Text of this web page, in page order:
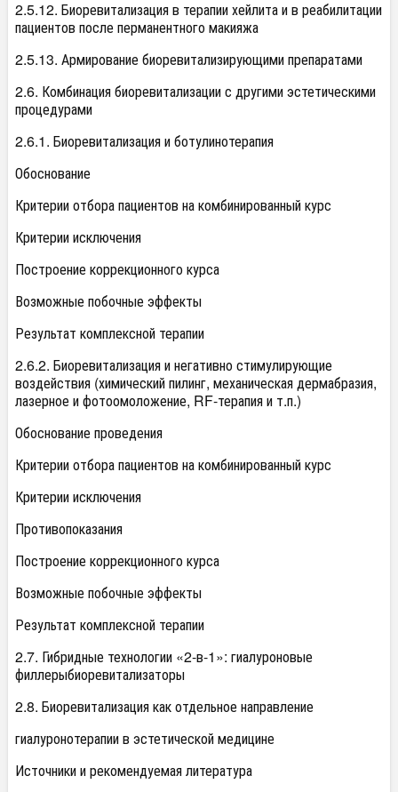
2.5.12. Биоревитализация в терапии хейлита и в реабилитации
пациентов после перманентного макияжа
2.5.13. Армирование биоревитализирующими препаратами
2.6. Комбинация биоревитализации с другими эстетическими
процедурами
2.6.1. Биоревитализация и ботулинотерапия
Обоснование
Критерии отбора пациентов на комбинированный курс
Критерии исключения
Построение коррекционного курса
Возможные побочные эффекты
Результат комплексной терапии
2.6.2. Биоревитализация и негативно стимулирующие
воздействия (химический пилинг, механическая дермабразия,
лазерное и фотоомоложение, RF-терапия и т.п.)
Обоснование проведения
Критерии отбора пациентов на комбинированный курс
Критерии исключения
Противопоказания
Построение коррекционного курса
Возможные побочные эффекты
Результат комплексной терапии
2.7. Гибридные технологии «2-в-1»: гиалуроновые
филлерыбиоревитализаторы
2.8. Биоревитализация как отдельное направление
гиалуронотерапии в эстетической медицине
Источники и рекомендуемая литература